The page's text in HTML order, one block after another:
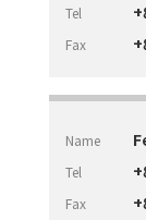
Tel
Fax
Name
Tel
Fax